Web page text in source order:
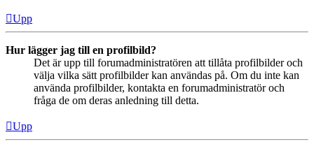
Upp
Hur lägger jag till en profilbild?
Det är upp till forumadministratören att tillåta profilbilder och
välja vilka sätt profilbilder kan användas på. Om du inte kan
använda profilbilder, kontakta en forumadministratör och
fråga de om deras anledning till detta.
Upp